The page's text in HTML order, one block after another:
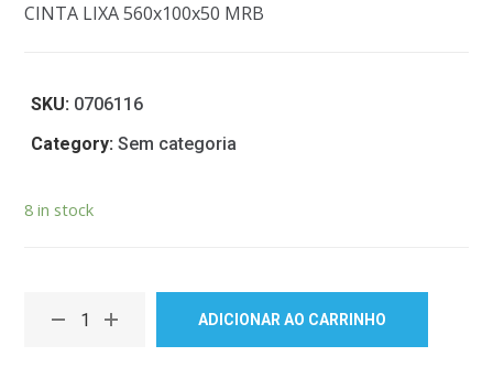
CINTA LIXA 560x100x50 MRB
SKU: 0706116
Category:Sem categoria
8 in stock
ADICIONAR AO CARRINHO